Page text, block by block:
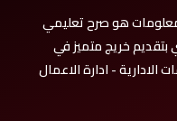
هو صرح تعليمي
خريج متميز في
- ادارة الاعمال